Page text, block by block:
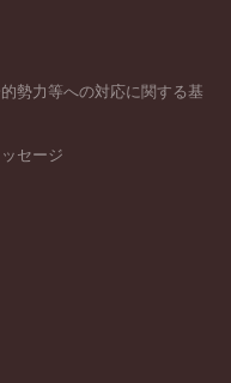
勢力等への対応に関する基
セージ